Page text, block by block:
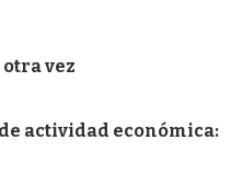
vez
actividad económica: